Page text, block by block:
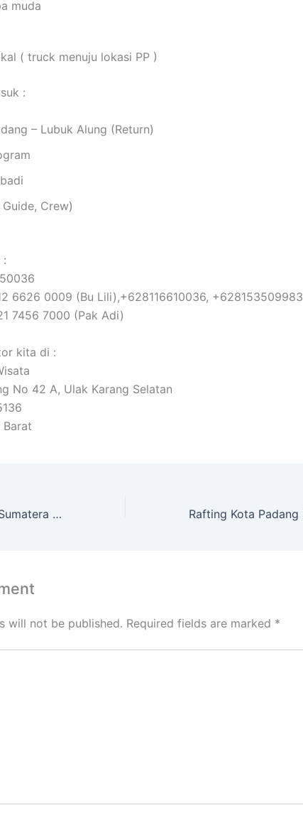
muda
( truck menuju lokasi PP )
:
– Lubuk Alung (Return)
Crew)
:
6626 0009 (Bu Lili),+628116610036, +628153509983
7456 7000 (Pak Adi)
kita di :
No 42 A, Ulak Karang Selatan
Barat
Wisata Pulau Sirandah Sumatera Barat
will not be published. Required fields are marked *